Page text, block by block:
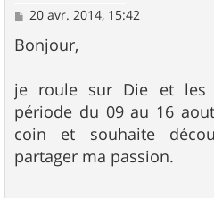
M
s
s
g
e
20 avr. 2014, 15:42
Bonjour,
je roule sur Die et les
période du 09 au 16
coin et souhaite
partager ma passion.